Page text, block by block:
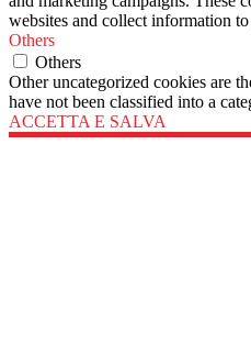
websites and collect information
Others
Others
Other uncategorized cookies are
have not been classified into a
ACCETTA E SALVA